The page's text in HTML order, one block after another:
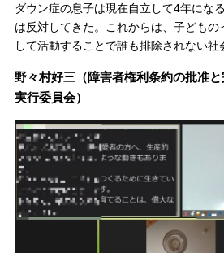
ダウン症の息子は現在自立して4年にな
は反対してきた。これからは、子どもの
して活動することで誰も排除されない社
野々村好三（障害者権利条約の批准
実行委員会）